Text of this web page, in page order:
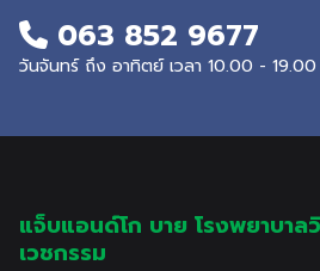
063 852 9677
วันจันทร์ ถึง อาทิตย์ เวลา 10.00 - 19.00
แจ็บแอนด์โก บาย โรงพยาบาล
เวชกรรม